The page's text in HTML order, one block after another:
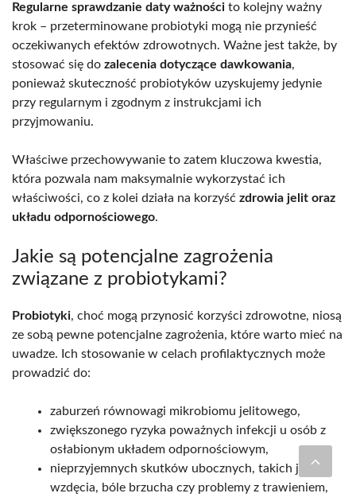
Regularne sprawdzanie daty ważności to kolejny ważny
krok – przeterminowane probiotyki mogą nie przynieść
oczekiwanych efektów zdrowotnych. Ważne jest także, by
stosować się do zalecenia dotyczące dawkowania,
ponieważ skuteczność probiotyków uzyskujemy jedynie
przy regularnym i zgodnym z instrukcjami ich
przyjmowaniu.
Właściwe przechowywanie to zatem kluczowa kwestia,
która pozwala nam maksymalnie wykorzystać ich
właściwości, co z kolei działa na korzyść zdrowia jelit oraz
układu odpornościowego.
Jakie są potencjalne zagrożenia
związane z probiotykami?
Probiotyki, choć mogą przynosić korzyści zdrowotne, niosą
ze sobą pewne potencjalne zagrożenia, które warto mieć na
uwadze. Ich stosowanie w celach profilaktycznych może
prowadzić do:
zaburzeń równowagi mikrobiomu jelitowego,
zwiększonego ryzyka poważnych infekcji u osób z
osłabionym układem odpornościowym,
nieprzyjemnych skutków ubocznych, takich jak
wzdęcia, bóle brzucha czy problemy z trawieniem,